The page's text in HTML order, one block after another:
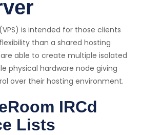
is intended for those clients
than a shared hosting
able to create multiple isolated
physical hardware node giving
over their hosting environment.
IRCd
Lists